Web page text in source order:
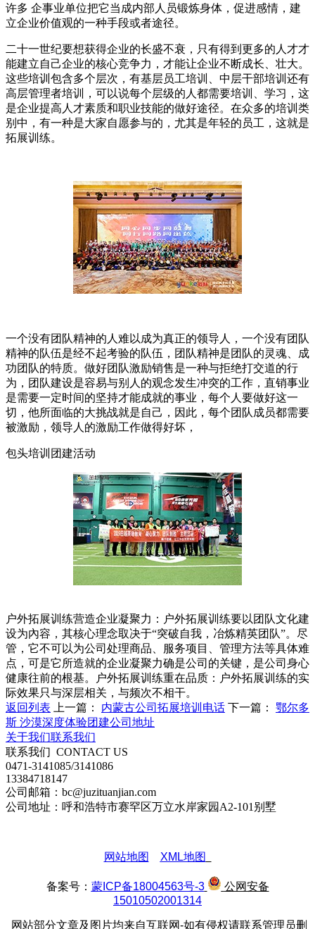
许多 企事业单位把它当成内部人员锻炼身体，促进感情，建
立企业价值观的一种手段或者途径。
二十一世纪要想获得企业的长盛不衰，只有得到更多的人才才
能建立自己企业的核心竞争力，才能让企业不断成长、壮大。
这些培训包含多个层次，有基层员工培训、中层干部培训还有
高层管理者培训，可以说每个层级的人都需要培训、学习，这
是企业提高人才素质和职业技能的做好途径。在众多的培训类
别中，有一种是大家自愿参与的，尤其是年轻的员工，这就是
拓展训练。
一个没有团队精神的人难以成为真正的领导人，一个没有团队
精神的队伍是经不起考验的队伍，团队精神是团队的灵魂、成
功团队的特质。做好团队激励销售是一种与拒绝打交道的行
为，团队建设是容易与别人的观念发生冲突的工作，直销事业
是需要一定时间的坚持才能成就的事业，每个人要做好这一
切，他所面临的大挑战就是自己，因此，每个团队成员都需要
被激励，领导人的激励工作做得好坏，
包头培训团建活动
户外拓展训练营造企业凝聚力：户外拓展训练要以团队文化建
设为內容，其核心理念取决于“突破自我，冶炼精英团队”。尽
管，它不可以为公司处理商品、服务项目、管理方法等具体难
点，可是它所造就的企业凝聚力确是公司的关键，是公司身心
健康往前的根基。户外拓展训练重在品质：户外拓展训练的实
际效果只与深层相关，与频次不相干。
返回列表
上一篇： 内蒙古公司拓展培训电话 下一篇： 鄂尔多
斯 沙漠深度体验团建公司地址
关于我们联系我们
联系我们 CONTACT US
0471-3141085/3141086
13384718147
公司邮箱：bc@juzituanjian.com
公司地址：呼和浩特市赛罕区万立水岸家园A2-101别墅
网站地图 XML地图
备案号： 蒙ICP备18004563号-3
公网安备
15010502001314
网站部分文章及图片均来自互联网-如有侵权请联系管理员删